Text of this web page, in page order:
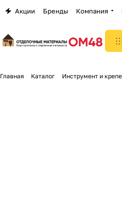
Акции Бренды Компания
Главная Каталог Инструмент и